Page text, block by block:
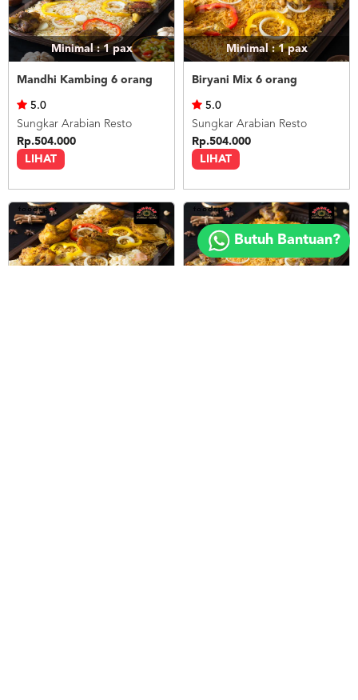
Copyright
2018
FOODSPOT.CO.ID
Minimal : 1pax
Mandhi Kambing 6 orang
LIHAT
5.0
Sungkar Arabian Resto
Rp.504.000
Minimal : 1pax
Biryani Mix 6 orang
LIHAT
5.0
Sungkar Arabian Resto
Rp.504.000
Butuh Bantuan?